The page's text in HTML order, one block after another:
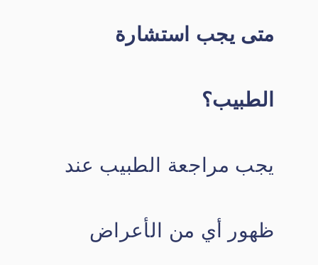
متى يجب استشارة
الطبيب؟
يجب مراجعة الطبيب عند
ظهور أي من الأعراض